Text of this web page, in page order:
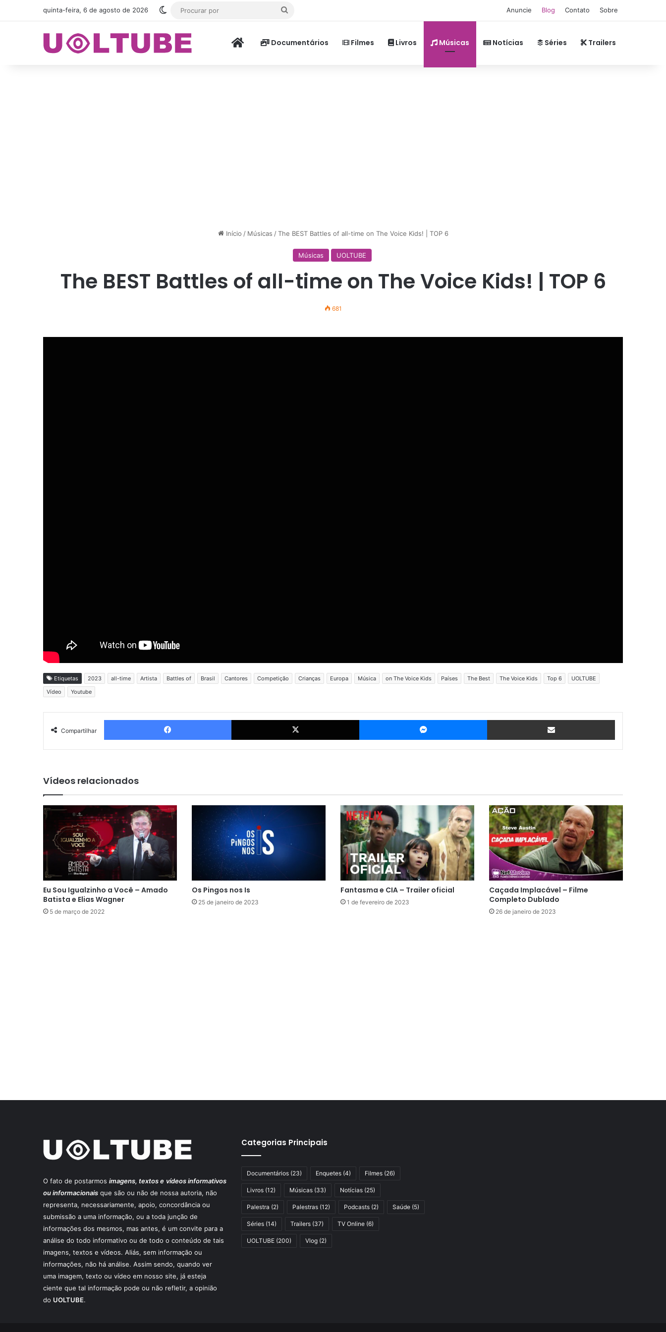
quinta-feira, 6 de agosto de 2026 Switch skin Anuncie Blog Contato Sobre
Home Documentários Filmes Livros Músicas Notícias Séries Trailers
Início / Músicas / The BEST Battles of all-time on The Voice Kids! | TOP 6
Músicas UOLTUBE
The BEST Battles of all-time on The Voice Kids! | TOP 6
681
Etiquetas 2023 all-time Artista Battles of Brasil Cantores Competição Crianças Europa Música on The Voice Kids Países The Best The Voice Kids Top 6
UOLTUBE
Vídeo
Youtube
Compartilhar
Facebook X Messenger Compartilhar via e-mail
Vídeos relacionados
Eu Sou Igualzinho a Você – Amado
Batista e Elias Wagner
5 de março de 2022
Os Pingos nos Is
25 de janeiro de 2023
Fantasma e CIA – Trailer oficial
1 de fevereiro de 2023
Caçada Implacável – Filme
Completo Dublado
26 de janeiro de 2023
O fato de postarmos imagens, textos e vídeos informativos
ou informacionais que são ou não de nossa autoria, não
representa, necessariamente, apoio, concordância ou
submissão a uma informação, ou a toda junção de
informações dos mesmos, mas antes, é um convite para a
análise do todo informativo ou de todo o conteúdo de tais
imagens, textos e vídeos. Aliás, sem informação ou
informações, não há análise. Assim sendo, quando ver
uma imagem, texto ou vídeo em nosso site, já esteja
ciente que tal informação pode ou não refletir, a opinião
do UOLTUBE.
Categorias Principais
Documentários(23) Enquetes(4) Filmes(26)
Livros(12) Músicas(33) Notícias(25)
Palestra (2) Palestras(12) Podcasts(2) Saúde(5)
Séries(14) Trailers(37) TV Online(6)
UOLTUBE(200) Vlog(2)